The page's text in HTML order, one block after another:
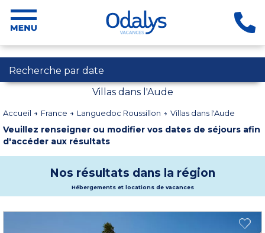
Recherche par date
Villas dans l'Aude
Accueil France Languedoc Roussillon Villas dans l'Aude
Veuillez renseigner ou modifier vos dates de séjours afin
d'accéder aux résultats
Nos résultats dans la région
Hébergements et locations de vacances